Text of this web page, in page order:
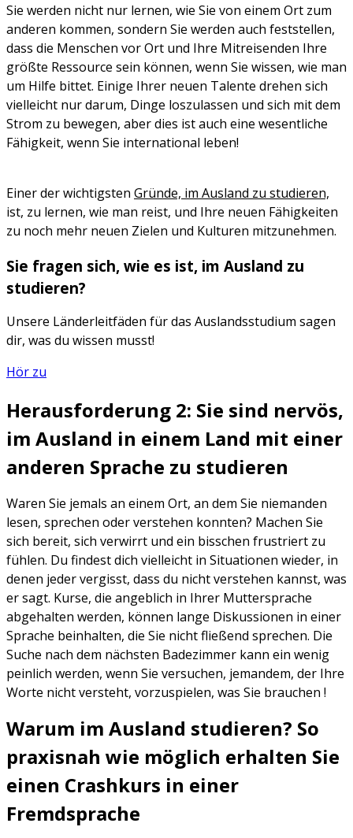
Sie werden nicht nur lernen, wie Sie von einem Ort zum
anderen kommen, sondern Sie werden auch feststellen,
dass die Menschen vor Ort und Ihre Mitreisenden Ihre
größte Ressource sein können, wenn Sie wissen, wie man
um Hilfe bittet. Einige Ihrer neuen Talente drehen sich
vielleicht nur darum, Dinge loszulassen und sich mit dem
Strom zu bewegen, aber dies ist auch eine wesentliche
Fähigkeit, wenn Sie international leben!
Einer der wichtigsten Gründe, im Ausland zu studieren,
ist, zu lernen, wie man reist, und Ihre neuen Fähigkeiten
zu noch mehr neuen Zielen und Kulturen mitzunehmen.
Sie fragen sich, wie es ist, im Ausland zu
studieren?
Unsere Länderleitfäden für das Auslandsstudium sagen
dir, was du wissen musst!
Hör zu
Herausforderung 2: Sie sind nervös,
im Ausland in einem Land mit einer
anderen Sprache zu studieren
Waren Sie jemals an einem Ort, an dem Sie niemanden
lesen, sprechen oder verstehen konnten? Machen Sie
sich bereit, sich verwirrt und ein bisschen frustriert zu
fühlen. Du findest dich vielleicht in Situationen wieder, in
denen jeder vergisst, dass du nicht verstehen kannst, was
er sagt. Kurse, die angeblich in Ihrer Muttersprache
abgehalten werden, können lange Diskussionen in einer
Sprache beinhalten, die Sie nicht fließend sprechen. Die
Suche nach dem nächsten Badezimmer kann ein wenig
peinlich werden, wenn Sie versuchen, jemandem, der Ihre
Worte nicht versteht, vorzuspielen, was Sie brauchen !
Warum im Ausland studieren? So
praxisnah wie möglich erhalten Sie
einen Crashkurs in einer
Fremdsprache